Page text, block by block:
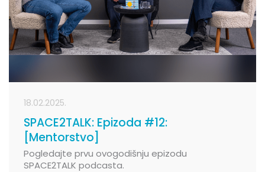
18.02.2025.
SPACE2TALK: Epizoda #12:
[Mentorstvo]
Pogledajte prvu ovogodišnju epizodu
SPACE2TALK podcasta.